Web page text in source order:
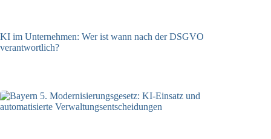
KI im Unternehmen: Wer ist wann nach der DSGVO
verantwortlich?